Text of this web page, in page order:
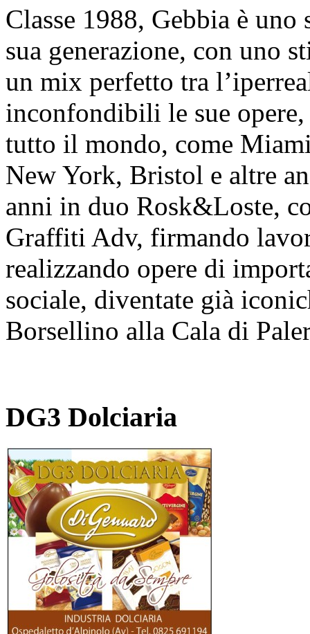
Classe 1988, Gebbia è
sua generazione, con uno
un mix perfetto tra
inconfondibili le sue
tutto il mondo, come
New York, Bristol e altre
anni in duo Rosk&Loste,
Graffiti Adv, firmando
realizzando opere di
sociale, diventate già
Borsellino alla Cala di
DG3 Dolciaria